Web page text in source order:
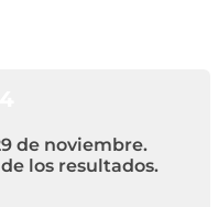
de noviembre.
los resultados.